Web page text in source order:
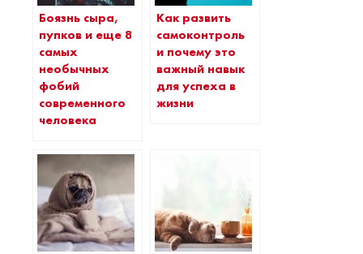
Боязнь сыра,
пупков и еще 8
самых
необычных
фобий
современного
человека
Как развить
самоконтроль
и почему это
важный навык
для успеха в
жизни